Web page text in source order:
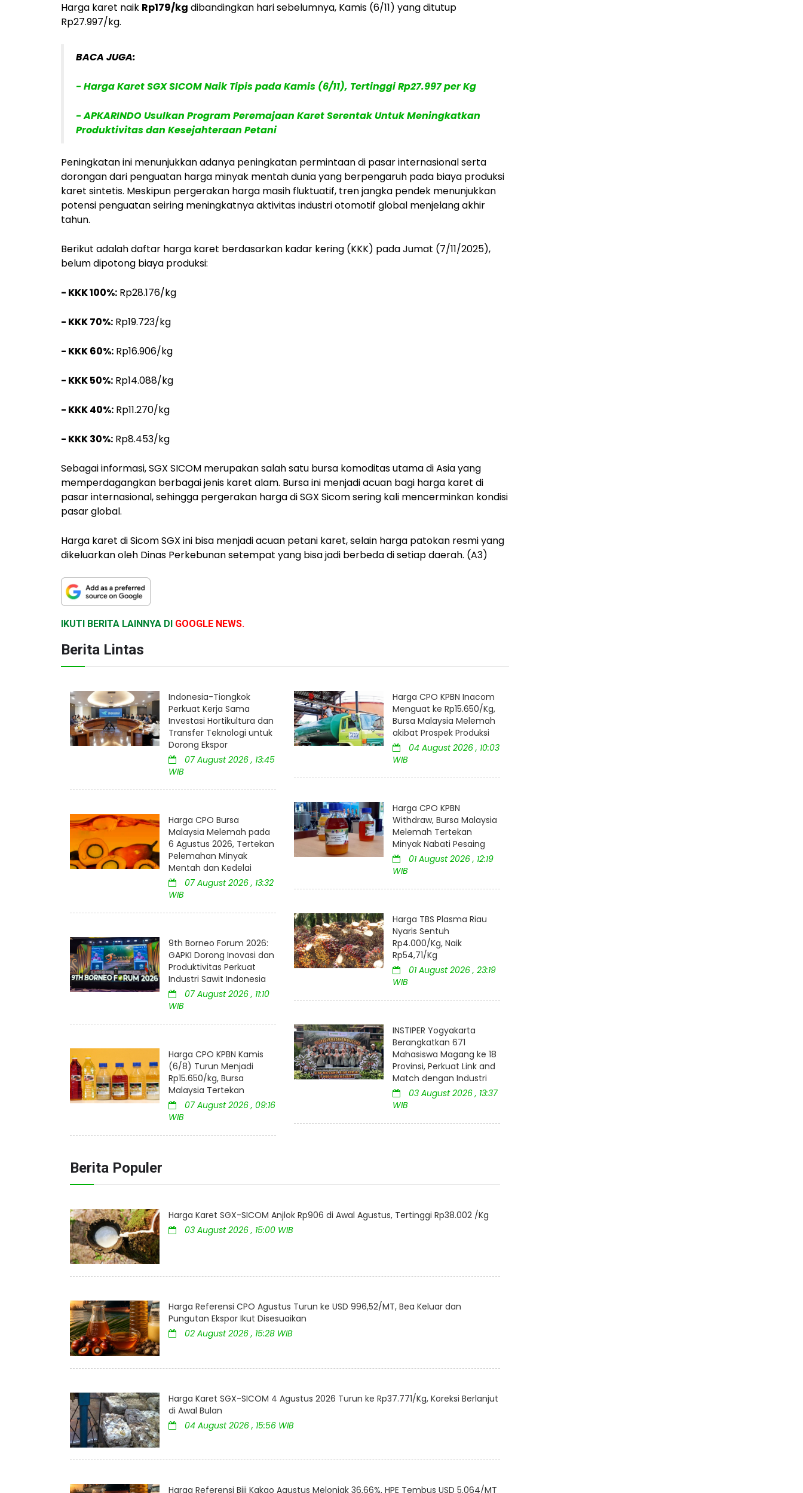
Harga karet naik Rp179/kg dibandingkan hari sebelumnya, Kamis (6/11) yang ditutup
Rp27.997/kg.
BACA JUGA:
- Harga Karet SGX SICOM Naik Tipis pada Kamis (6/11), Tertinggi Rp27.997 per Kg
- APKARINDO Usulkan Program Peremajaan Karet Serentak Untuk Meningkatkan
Produktivitas dan Kesejahteraan Petani
Peningkatan ini menunjukkan adanya peningkatan permintaan di pasar internasional serta
dorongan dari penguatan harga minyak mentah dunia yang berpengaruh pada biaya produksi
karet sintetis. Meskipun pergerakan harga masih fluktuatif, tren jangka pendek menunjukkan
potensi penguatan seiring meningkatnya aktivitas industri otomotif global menjelang akhir
tahun.
Berikut adalah daftar harga karet berdasarkan kadar kering (KKK) pada Jumat (7/11/2025),
belum dipotong biaya produksi:
- KKK 100%: Rp28.176/kg
- KKK 70%: Rp19.723/kg
- KKK 60%: Rp16.906/kg
- KKK 50%: Rp14.088/kg
- KKK 40%: Rp11.270/kg
- KKK 30%: Rp8.453/kg
Sebagai informasi, SGX SICOM merupakan salah satu bursa komoditas utama di Asia yang
memperdagangkan berbagai jenis karet alam. Bursa ini menjadi acuan bagi harga karet di
pasar internasional, sehingga pergerakan harga di SGX Sicom sering kali mencerminkan kondisi
pasar global.
Harga karet di Sicom SGX ini bisa menjadi acuan petani karet, selain harga patokan resmi yang
dikeluarkan oleh Dinas Perkebunan setempat yang bisa jadi berbeda di setiap daerah. (A3)
IKUTI BERITA LAINNYA DI GOOGLE NEWS.
Berita Lintas
Indonesia-Tiongkok
Perkuat Kerja Sama
Investasi Hortikultura dan
Transfer Teknologi untuk
Dorong Ekspor
07 August 2026 , 13:45
WIB
Harga CPO Bursa
Malaysia Melemah pada
6 Agustus 2026, Tertekan
Pelemahan Minyak
Mentah dan Kedelai
07 August 2026 , 13:32
WIB
9th Borneo Forum 2026:
GAPKI Dorong Inovasi dan
Produktivitas Perkuat
Industri Sawit Indonesia
07 August 2026 , 11:10
WIB
Harga CPO KPBN Kamis
(6/8) Turun Menjadi
Rp15.650/kg, Bursa
Malaysia Tertekan
07 August 2026 , 09:16
WIB
Harga CPO KPBN Inacom
Menguat ke Rp15.650/Kg,
Bursa Malaysia Melemah
akibat Prospek Produksi
04 August 2026 , 10:03
WIB
Harga CPO KPBN
Withdraw, Bursa Malaysia
Melemah Tertekan
Minyak Nabati Pesaing
01 August 2026 , 12:19
WIB
Harga TBS Plasma Riau
Nyaris Sentuh
Rp4.000/Kg, Naik
Rp54,71/Kg
01 August 2026 , 23:19
WIB
INSTIPER Yogyakarta
Berangkatkan 671
Mahasiswa Magang ke 18
Provinsi, Perkuat Link and
Match dengan Industri
03 August 2026 , 13:37
WIB
Berita Populer
Harga Karet SGX-SICOM Anjlok Rp906 di Awal Agustus, Tertinggi Rp38.002 /Kg
03 August 2026 , 15:00 WIB
Harga Referensi CPO Agustus Turun ke USD 996,52/MT, Bea Keluar dan
Pungutan Ekspor Ikut Disesuaikan
02 August 2026 , 15:28 WIB
Harga Karet SGX-SICOM 4 Agustus 2026 Turun ke Rp37.771/Kg, Koreksi Berlanjut
di Awal Bulan
04 August 2026 , 15:56 WIB
Harga Referensi Biji Kakao Agustus Melonjak 36,66%, HPE Tembus USD 5.064/MT